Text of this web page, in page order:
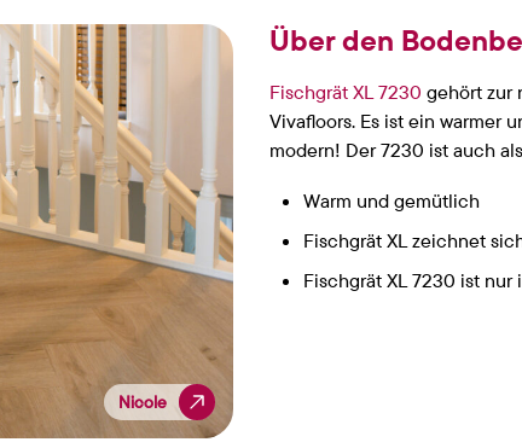
Nicole
Nicole
Über den
Fischgrät XL 7230 gehört zur
Vivafloors. Es ist ein warmer
modern! Der 7230 ist auch
Warm und gemütlich
Fischgrät XL zeichnet
Fischgrät XL 7230 ist